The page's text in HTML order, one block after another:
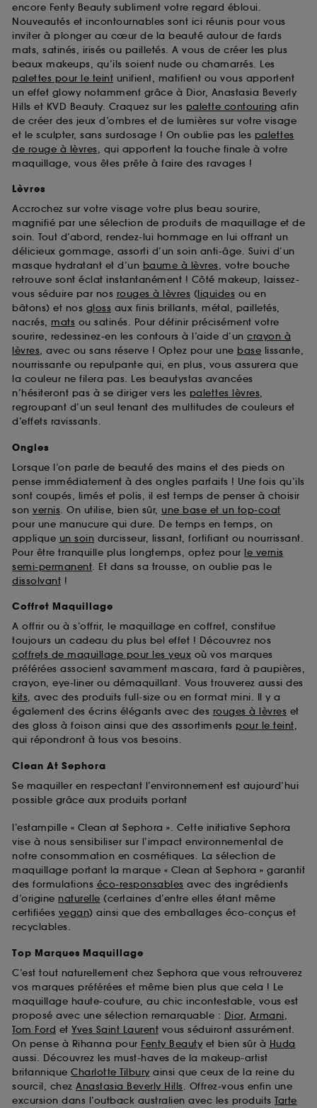
encore Fenty Beauty subliment votre regard ébloui.
Nouveautés et incontournables sont ici réunis pour vous
inviter à plonger au cœur de la beauté autour de fards
mats, satinés, irisés ou pailletés. A vous de créer les plus
beaux makeups, qu’ils soient nude ou chamarrés. Les
palettes pour le teint unifient, matifient ou vous apportent
un effet glowy notamment grâce à Dior, Anastasia Beverly
Hills et KVD Beauty. Craquez sur les palette contouring afin
de créer des jeux d’ombres et de lumières sur votre visage
et le sculpter, sans surdosage ! On oublie pas les palettes
de rouge à lèvres, qui apportent la touche finale à votre
maquillage, vous êtes prête à faire des ravages !
Lèvres
Accrochez sur votre visage votre plus beau sourire,
magnifié par une sélection de produits de maquillage et de
soin. Tout d’abord, rendez-lui hommage en lui offrant un
délicieux gommage, assorti d’un soin anti-âge. Suivi d’un
masque hydratant et d’un baume à lèvres, votre bouche
retrouve sont éclat instantanément ! Côté makeup, laissez-
vous séduire par nos rouges à lèvres (liquides ou en
bâtons) et nos gloss aux finis brillants, métal, pailletés,
nacrés, mats ou satinés. Pour définir précisément votre
sourire, redessinez-en les contours à l’aide d’un crayon à
lèvres, avec ou sans réserve ! Optez pour une base lissante,
nourrissante ou repulpante qui, en plus, vous assurera que
la couleur ne filera pas. Les beautystas avancées
n’hésiteront pas à se diriger vers les palettes lèvres,
regroupant d’un seul tenant des multitudes de couleurs et
d’effets ravissants.
Ongles
Lorsque l’on parle de beauté des mains et des pieds on
pense immédiatement à des ongles parfaits ! Une fois qu’ils
sont coupés, limés et polis, il est temps de penser à choisir
son vernis. On utilise, bien sûr, une base et un top-coat
pour une manucure qui dure. De temps en temps, on
applique un soin durcisseur, lissant, fortifiant ou nourrissant.
Pour être tranquille plus longtemps, optez pour le vernis
semi-permanent. Et dans sa trousse, on oublie pas le
dissolvant !
Coffret Maquillage
A offrir ou à s’offrir, le maquillage en coffret, constitue
toujours un cadeau du plus bel effet ! Découvrez nos
coffrets de maquillage pour les yeux où vos marques
préférées associent savamment mascara, fard à paupières,
crayon, eye-liner ou démaquillant. Vous trouverez aussi des
kits, avec des produits full-size ou en format mini. Il y a
également des écrins élégants avec des rouges à lèvres et
des gloss à foison ainsi que des assortiments pour le teint,
qui répondront à tous vos besoins.
Clean At Sephora
Se maquiller en respectant l’environnement est aujourd’hui
possible grâce aux produits portant
l’estampille « Clean at Sephora ». Cette initiative Sephora
vise à nous sensibiliser sur l’impact environnemental de
notre consommation en cosmétiques. La sélection de
maquillage portant la marque « Clean at Sephora » garantit
des formulations éco-responsables avec des ingrédients
d’origine naturelle (certaines d’entre elles étant même
certifiées vegan) ainsi que des emballages éco-conçus et
recyclables.
Top Marques Maquillage
C’est tout naturellement chez Sephora que vous retrouverez
vos marques préférées et même bien plus que cela ! Le
maquillage haute-couture, au chic incontestable, vous est
proposé avec une sélection remarquable : Dior, Armani,
Tom Ford et Yves Saint Laurent vous séduiront assurément.
On pense à Rihanna pour Fenty Beauty et bien sûr à Huda
aussi. Découvrez les must-haves de la makeup-artist
britannique Charlotte Tilbury ainsi que ceux de la reine du
sourcil, chez Anastasia Beverly Hills. Offrez-vous enfin une
excursion dans l’outback australien avec les produits Tarte